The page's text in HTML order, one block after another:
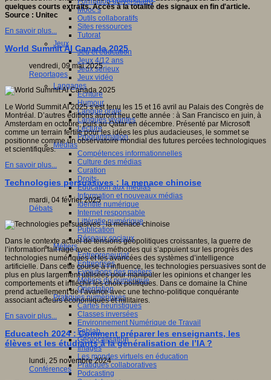
Mooc’s
Outils collaboratifs
Sites ressources
Tutorat
Jeux
Jeu et éducation
Jeux 4/12 ans
Jeux sérieux
Jeux vidéo
Langages
Ecriture
Humour
Langue orale
Langues vivantes
Lecture
Programmation
Médias
Compétences informationnelles
Culture des médias
Curation
Droits
Education aux médias
Information et nouveaux médias
Identité numérique
Internet responsable
Littératie numérique
Publication
Réseaux sociaux
Métiers
Entrepreneuriat
Entreprises
Evolutions des métiers
Métiers du numérique
Orientation
Pratiques numériques
Cartes heuristiques
Classes inversées
Environnement Numérique de Travail
Fablab
Géolocalisation
Images
Les mondes virtuels en éducation
Pratiques collaboratives
Podcasting
quelques courts extraits. Accès à la totalité des signaux en fin d'article.
Source : Unitec
En savoir plus...
World Summit AI Canada 2025
vendredi, 09 mai 2025
Reportages
Le World Summit AI 2025 s’est tenu les 15 et 16 avril au Palais des Congrès de
Montréal. D’autres éditions auront lieu cette année : à San Francisco en juin, à
Amsterdam en octobre, puis au Qatar en décembre. Présenté par Microsoft
comme un terrain fertile pour les idées les plus audacieuses, le sommet se
positionne comme un observatoire mondial des futures percées technologiques
et scientifiques.
En savoir plus...
Technologies persuasives : la menace chinoise
mardi, 04 février 2025
Débats
Dans le contexte actuel de tensions géopolitiques croissantes, la guerre de
l’information fait rage avec des méthodes qui s’appuient sur les progrès des
technologies numériques et les avancées des systèmes d’intelligence
artificielle. Dans cette course à l’influence, les technologies persuasives sont de
plus en plus largement utilisées pour manipuler les opinions et changer les
comportements et infléchir les choix politiques. Dans ce domaine la Chine
prend actuellement de l’avance avec une techno-politique conquérante
associant acteurs économiques et militaires.
En savoir plus...
Educatech 2024 : Comment préparer les enseignants, les
élèves et les étudiants à la généralisation de l’IA ?
lundi, 25 novembre 2024
Conférences